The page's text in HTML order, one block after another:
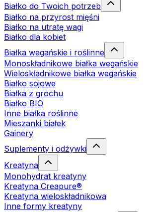
Białko do Twoich potrzeb
Białko na przyrost mięśni
Białko na utratę wagi
Białko dla kobiet
Białka wegańskie i roślinne
Monoskładnikowe białka wegańskie
Wieloskładnikowe białka wegańskie
Białko sojowe
Białka z grochu
Białko BIO
Inne białka roślinne
Mieszanki białek
Gainery
Suplementy i odżywki
Kreatyna
Monohydrat kreatyny
Kreatyna Creapure®
Kreatyna wieloskładnikowa
Inne formy kreatyny